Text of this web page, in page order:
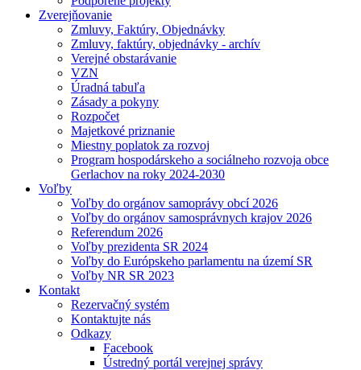
Zverejňovanie
Zmluvy, Faktúry, Objednávky
Zmluvy, faktúry, objednávky - archív
Verejné obstarávanie
VZN
Úradná tabuľa
Zásady a pokyny
Rozpočet
Majetkové priznanie
Miestny poplatok za rozvoj
Program hospodárskeho a sociálneho rozvoja obce
Gerlachov na roky 2024-2030
Voľby
Voľby do orgánov samoprávy obcí 2026
Voľby do orgánov samosprávnych krajov 2026
Referendum 2026
Voľby prezidenta SR 2024
Voľby do Európskeho parlamentu na území SR
Voľby NR SR 2023
Kontakt
Rezervačný systém
Kontaktujte nás
Odkazy
Facebook
Ústredný portál verejnej správy